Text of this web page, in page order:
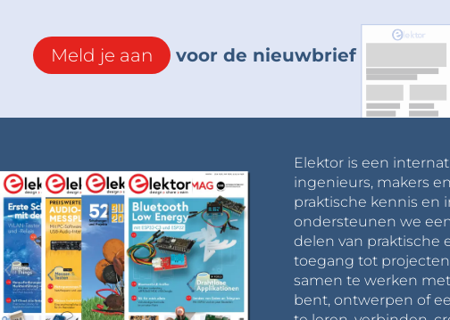
Meld je aan voor de nieuwbrief
Elektor is een
ingenieurs, makers
praktische kennis en
ondersteunen we
delen van praktische
toegang tot
samen te werken
bent, ontwerpen of